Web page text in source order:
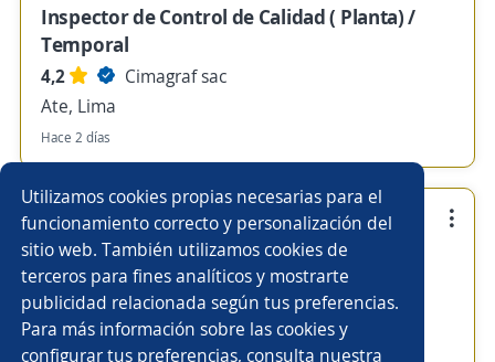
Inspector de Control de Calidad ( Planta) /
Temporal
4,2
Cimagraf sac
Ate, Lima
Hace 2 días
Empleo destacado
Técnico Mecatrónico/ Exp Empresas
Industriales
4,2
Cimagraf sac
Ate, Lima
Utilizamos cookies propias necesarias para el
funcionamiento correcto y personalización del
sitio web. También utilizamos cookies de
terceros para fines analíticos y mostrarte
publicidad relacionada según tus preferencias.
Para más información sobre las cookies y
configurar tus preferencias, consulta nuestra